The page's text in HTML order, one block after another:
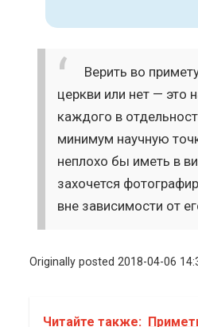
Верить во
церкви или нет — это
каждого в
минимум научную
неплохо бы иметь в
захочется
вне зависимости от
Originally posted 2018-04-06
Читайте также: